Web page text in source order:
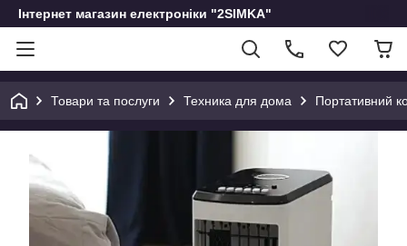
Інтернет магазин електроніки "2SIMKA"
Товари та послуги Техника для дома Портативний